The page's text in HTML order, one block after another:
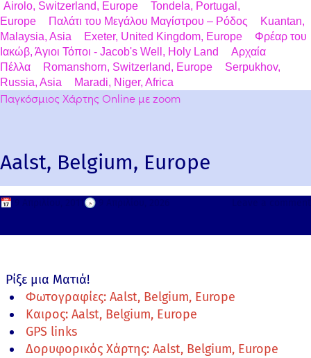
Airolo, Switzerland, Europe
Tondela, Portugal,
Europe
Παλάτι του Μεγάλου Μαγίστρου – Ρόδος
Kuantan,
Malaysia, Asia
Exeter, United Kingdom, Europe
Φρέαρ του
Ιακώβ, Άγιοι Τόποι - Jacob's Well, Holy Land
Αρχαία
Πέλλα
Romanshorn, Switzerland, Europe
Serpukhov,
Russia, Asia
Maradi, Niger, Africa
Παγκόσμιος Χάρτης Online με zoom
Aalst, Belgium, Europe
📅 🕟
Ρίξε μια Ματιά!
Φωτογραφίες: Aalst, Belgium, Europe
Καιρος: Aalst, Belgium, Europe
GPS links
Δορυφορικός Χάρτης: Aalst, Belgium, Europe